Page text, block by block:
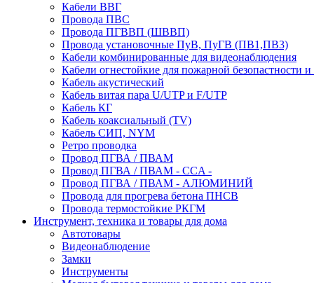
Кабели ВВГ
Провода ПВС
Провода ПГВВП (ШВВП)
Провода установочные ПуВ, ПуГВ (ПВ1,ПВ3)
Кабели комбинированные для видеонаблюдения
Кабели огнестойкие для пожарной безопастности
Кабель акустический
Кабель витая пара U/UTP и F/UTP
Кабель КГ
Кабель коаксиальный (TV)
Кабель СИП, NYM
Ретро проводка
Провод ПГВА / ПВАМ
Провод ПГВА / ПВАМ - CCA -
Провод ПГВА / ПВАМ - АЛЮМИНИЙ
Провода для прогрева бетона ПНСВ
Провода термостойкие РКГМ
Инструмент, техника и товары для дома
Автотовары
Видеонаблюдение
Замки
Инструменты